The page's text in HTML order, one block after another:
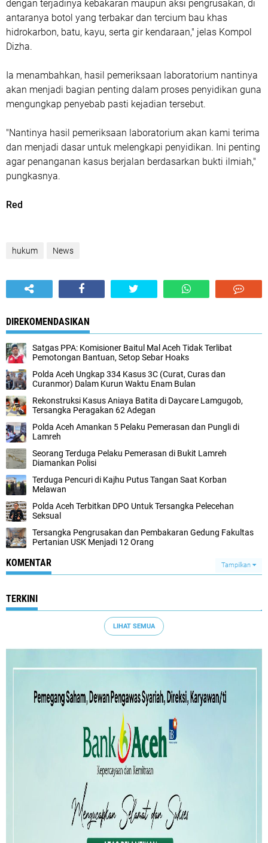
dengan terjadinya kebakaran maupun aksi pengrusakan, di
antaranya botol yang terbakar dan tercium bau khas
hidrokarbon, batu, kayu, serta gir kendaraan," jelas Kompol
Dizha.
Ia menambahkan, hasil pemeriksaan laboratorium nantinya
akan menjadi bagian penting dalam proses penyidikan guna
mengungkap penyebab pasti kejadian tersebut.
"Nantinya hasil pemeriksaan laboratorium akan kami terima
dan menjadi dasar untuk melengkapi penyidikan. Ini penting
agar penanganan kasus berjalan berdasarkan bukti ilmiah,"
pungkasnya.
Red
hukum News
DIREKOMENDASIKAN
Satgas PPA: Komisioner Baitul Mal Aceh Tidak Terlibat
Pemotongan Bantuan, Setop Sebar Hoaks
Polda Aceh Ungkap 334 Kasus 3C (Curat, Curas dan
Curanmor) Dalam Kurun Waktu Enam Bulan
Rekonstruksi Kasus Aniaya Batita di Daycare Lamgugob,
Tersangka Peragakan 62 Adegan
Polda Aceh Amankan 5 Pelaku Pemerasan dan Pungli di
Lamreh
Seorang Terduga Pelaku Pemerasan di Bukit Lamreh
Diamankan Polisi
Terduga Pencuri di Kajhu Putus Tangan Saat Korban
Melawan
Polda Aceh Terbitkan DPO Untuk Tersangka Pelecehan
Seksual
Tersangka Pengrusakan dan Pembakaran Gedung Fakultas
Pertanian USK Menjadi 12 Orang
KOMENTAR Tampilkan
TERKINI
LIHAT SEMUA